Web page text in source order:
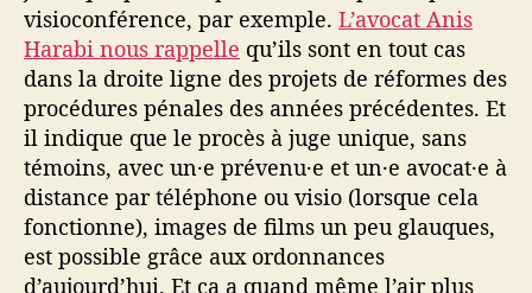
visioconférence, par exemple. L’avocat Anis
Harabi nous rappelle qu’ils sont en tout cas
dans la droite ligne des projets de réformes des
procédures pénales des années précédentes. Et
il indique que le procès à juge unique, sans
témoins, avec un·e prévenu·e et un·e avocat·e à
distance par téléphone ou visio (lorsque cela
fonctionne), images de films un peu glauques,
est possible grâce aux ordonnances
d’aujourd’hui. Et ça a quand même l’air plus